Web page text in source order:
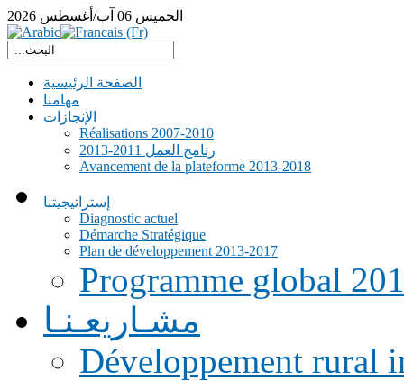
الخميس 06 آب/أغسطس 2026
الصفحة الرئيسية
مهامنا
الإنجازات
Réalisations 2007-2010
رنامج العمل 2011-2013
Avancement de la plateforme 2013-2018
إستراتيجيتنا
Diagnostic actuel
Démarche Stratégique
Plan de développement 2013-2017
Programme global
مشـاريعـنـا
Développement rural